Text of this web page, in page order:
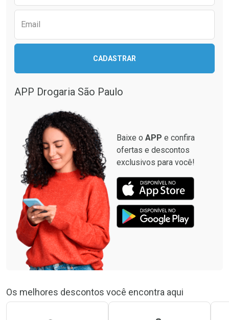
Email
CADASTRAR
APP Drogaria São Paulo
Baixe o APP e confira
ofertas e descontos
exclusivos para você!
Os melhores descontos você encontra aqui